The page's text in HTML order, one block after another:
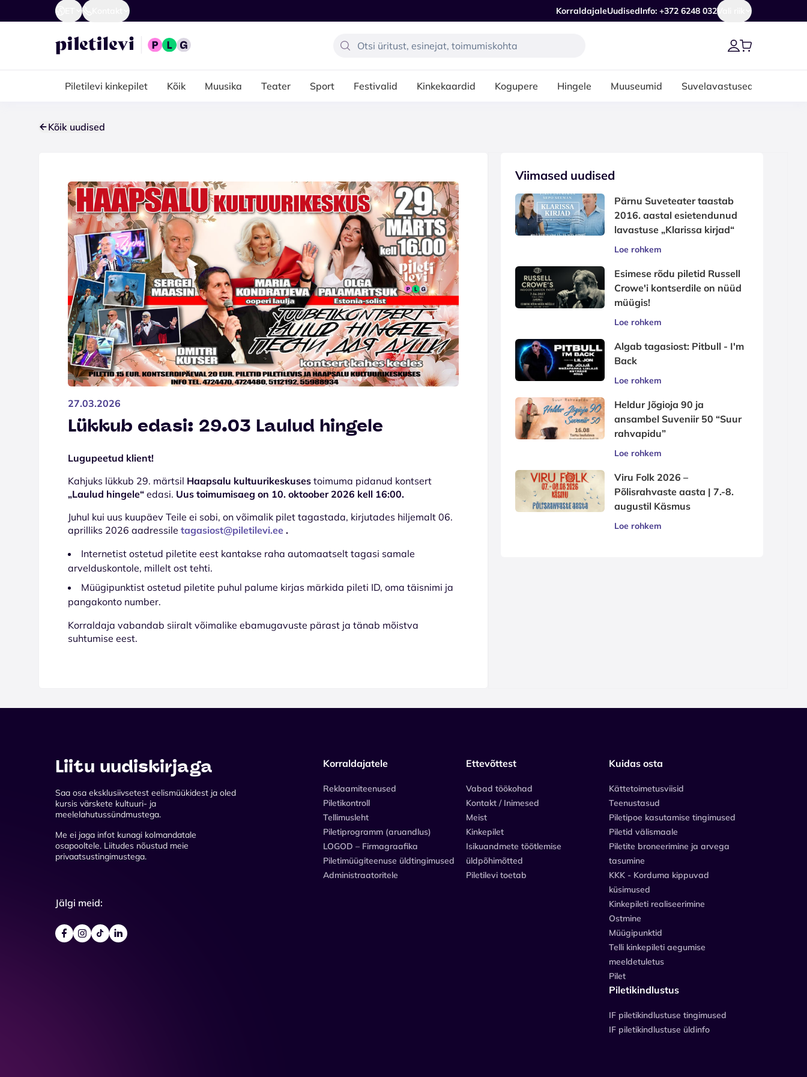
KorraldajaleUudisedInfo: +372 6248 032Vali riik
Piletilevi kinkepilet Kõik Muusika Teater Sport Festivalid Kinkekaardid Kogupere Hingele Muuseumid Suvelavastused
Kõik uudised
27.03.2026
Lükkub edasi: 29.03 Laulud hingele
Lugupeetud klient!
Kahjuks lükkub 29. märtsil Haapsalu kultuurikeskuses toimuma pidanud kontsert
„Laulud hingele“ edasi. Uus toimumisaeg on 10. oktoober 2026 kell 16:00.
Juhul kui uus kuupäev Teile ei sobi, on võimalik pilet tagastada, kirjutades hiljemalt 06.
aprilliks 2026 aadressile tagasiost@piletilevi.ee .
Internetist ostetud piletite eest kantakse raha automaatselt tagasi samale
arvelduskontole, millelt ost tehti.
Müügipunktist ostetud piletite puhul palume kirjas märkida pileti ID, oma täisnimi ja
pangakonto number.
Korraldaja vabandab siiralt võimalike ebamugavuste pärast ja tänab mõistva
suhtumise eest.
Viimased uudised
Pärnu Suveteater taastab
2016. aastal esietendunud
lavastuse „Klarissa kirjad“
Loe rohkem
Esimese rõdu piletid Russell
Crowe'i kontserdile on nüüd
müügis!
Loe rohkem
Algab tagasiost: Pitbull - I'm
Back
Loe rohkem
Heldur Jõgioja 90 ja
ansambel Suveniir 50 “Suur
rahvapidu”
Loe rohkem
Viru Folk 2026 –
Põlisrahvaste aasta | 7.-8.
augustil Käsmus
Loe rohkem
Liitu uudiskirjaga
Saa osa eksklusiivsetest eelismüükidest ja oled
kursis värskete kultuuri- ja
meelelahutussündmustega.
Me ei jaga infot kunagi kolmandatale
osapooltele. Liitudes nõustud meie
privaatsustingimustega.
Jälgi meid:
Korraldajatele
Reklaamiteenused
Piletikontroll
Tellimusleht
Piletiprogramm (aruandlus)
LOGOD – Firmagraafika
Piletimüügiteenuse üldtingimused
Administraatoritele
Ettevõttest
Vabad töökohad
Kontakt / Inimesed
Meist
Kinkepilet
Isikuandmete töötlemise
üldpõhimõtted
Piletilevi toetab
Kuidas osta
Kättetoimetusviisid
Teenustasud
Piletipoe kasutamise tingimused
Piletid välismaale
Piletite broneerimine ja arvega
tasumine
KKK - Korduma kippuvad
küsimused
Kinkepileti realiseerimine
Ostmine
Müügipunktid
Telli kinkepileti aegumise
meeldetuletus
Pilet
Piletikindlustus
IF piletikindlustuse tingimused
IF piletikindlustuse üldinfo